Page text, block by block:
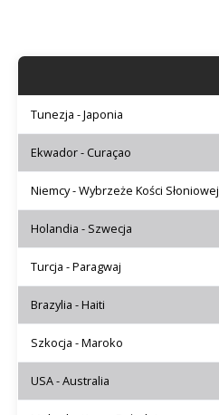
Tunezja - Japonia
Ekwador - Curaçao
Niemcy - Wybrzeże Kości Słoniowej
Holandia - Szwecja
Turcja - Paragwaj
Brazylia - Haiti
Szkocja - Maroko
USA - Australia